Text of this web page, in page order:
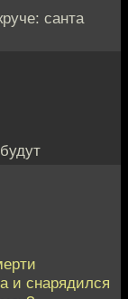
санта
и снарядился